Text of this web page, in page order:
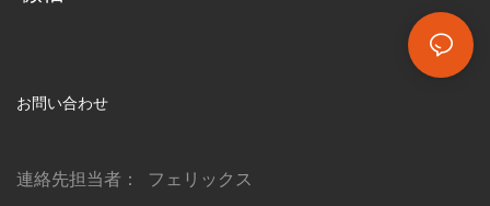
お問い合わせ
連絡先担当者： フェリックス